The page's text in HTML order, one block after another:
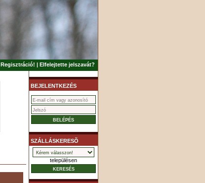
Regisztráció! | Elfelejtette jelszavát?
BEJELENTKEZÉS
SZÁLLÁSKERESÕ
településen